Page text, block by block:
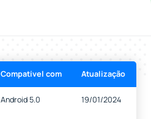
Compatível com Atualização
Android 5.0 19/01/2024